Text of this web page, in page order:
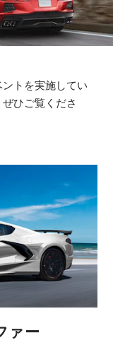
トを実施してい
ひご覧くださ
ァー